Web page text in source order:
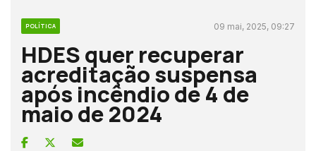
POLÍTICA 09 mai, 2025, 09:27
HDES quer recuperar
acreditação suspensa
após incêndio de 4 de
maio de 2024